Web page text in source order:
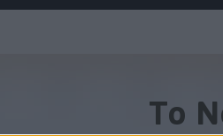
To